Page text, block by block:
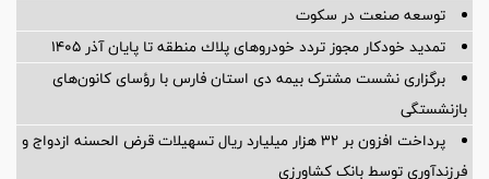
توسعه صنعت در سکوت
تمدید خودكار مجوز تردد خودروهای پلاك منطقه تا پایان آذر ۱۴۰۵
برگزاری نشست مشترک بیمه دی استان فارس با رؤسای کانون‌های
بازنشستگی
پرداخت افزون بر 32 هزار میلیارد ریال تسهیلات قرض الحسنه ازدواج و
فرزندآوری توسط بانک کشاورزی